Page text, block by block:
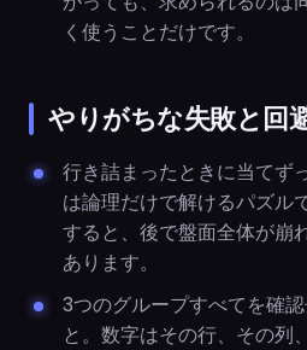
く使うことだけです。
やりがちな失敗と回
行き詰まったときに当てず
は論理だけで解けるパズル
すると、後で盤面全体が崩
あります。
3つのグループすべてを確
と。数字はその行、その列